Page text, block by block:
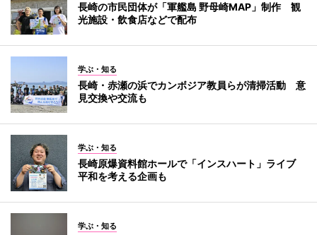
長崎の市民団体が「軍艦島 野母崎MAP」制作 観
光施設・飲食店などで配布
学ぶ・知る
長崎・赤瀬の浜でカンボジア教員らが清掃活動 意
見交換や交流も
学ぶ・知る
長崎原爆資料館ホールで「インスハート」ライブ
平和を考える企画も
学ぶ・知る